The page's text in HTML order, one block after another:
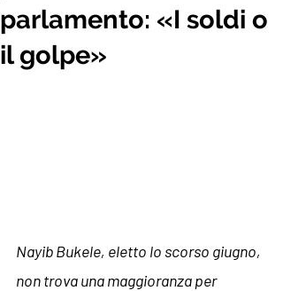
parlamento: «I soldi o
il golpe»
Nayib Bukele, eletto lo scorso giugno,
non trova una maggioranza per